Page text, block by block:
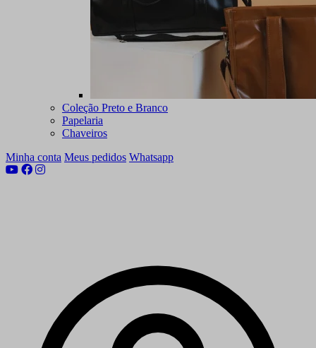
Coleção Preto e Branco
Papelaria
Chaveiros
Minha conta Meus pedidos Whatsapp